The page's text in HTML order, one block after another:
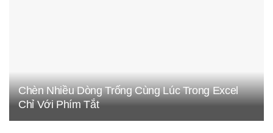
Chèn Nhiều Dòng Trống Cùng Lúc Trong Excel
Chỉ Với Phím Tắt